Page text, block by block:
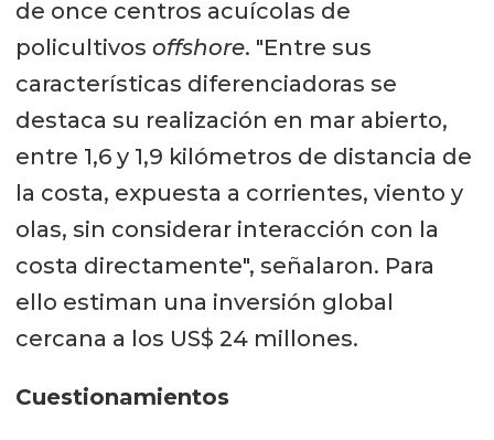
de once centros acuícolas de
policultivos offshore. "Entre sus
características diferenciadoras se
destaca su realización en mar abierto,
entre 1,6 y 1,9 kilómetros de distancia de
la costa, expuesta a corrientes, viento y
olas, sin considerar interacción con la
costa directamente", señalaron. Para
ello estiman una inversión global
cercana a los US$ 24 millones.
Cuestionamientos